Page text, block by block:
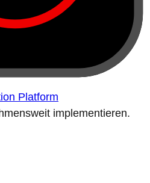
Platform
implementieren.